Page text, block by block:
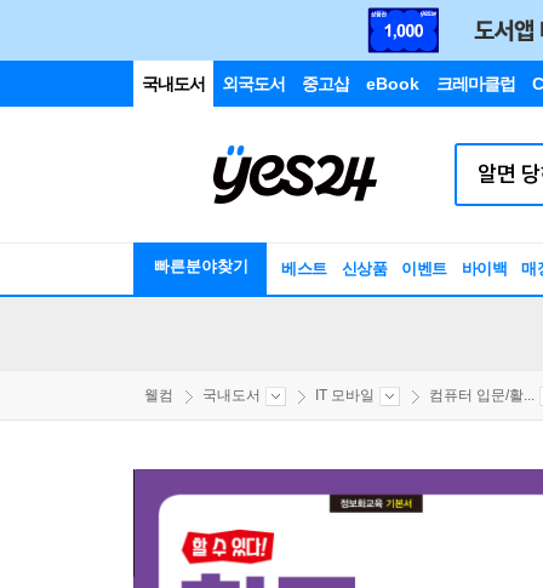
국내도서 외국도서 중고샵 eBook 크레마클럽
빠른분야찾기 베스트 신상품 이벤트 바이백 매
웰컴 국내도서 IT 모바일 컴퓨터 입문/활...